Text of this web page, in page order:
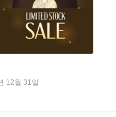
12월 31일